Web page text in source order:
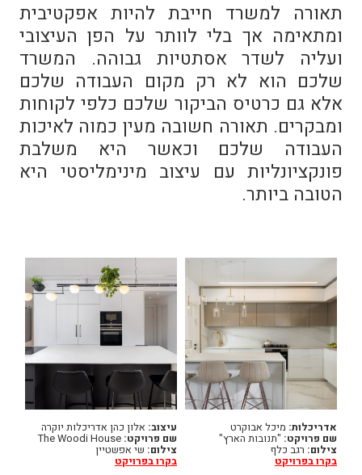
תאורה למשרד חייבת להיות אפקטיבית
ומתאימה אך בלי לוותר על הפן העיצובי
ועליה לשדר אסתטיות גבוהה. המשרד
שלכם הוא לא רק מקום העבודה שלכם
אלא גם כרטיס הביקור שלכם כלפי לקוחות
ומבקרים. תאורה חשובה מעין כמוה לאיכות
העבודה שלכם וכאשר היא משלבת
פונקציונליות עם עיצוב מינימליסטי היא
הטובה ביותר.
אדריכלות: מיכל אבוקרט
שם פרויקט: "תנובות הארץ"
צילום: רגב כלף
בקרו בפרויקט
עיצוב: אלון כהן אדריכלות יוקרה
שם פרויקט:
צילום: שי אפשטיין
בקרו בפרויקט